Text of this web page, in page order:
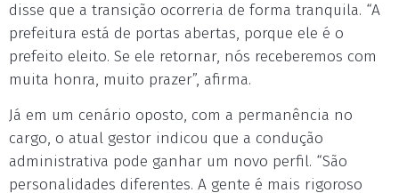
disse que a transição ocorreria de forma tranquila. “A
prefeitura está de portas abertas, porque ele é o
prefeito eleito. Se ele retornar, nós receberemos com
muita honra, muito prazer”, afirma.
Já em um cenário oposto, com a permanência no
cargo, o atual gestor indicou que a condução
administrativa pode ganhar um novo perfil. “São
personalidades diferentes. A gente é mais rigoroso